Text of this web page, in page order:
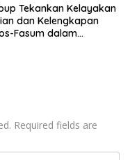
Tekankan Kelayakan
dan Kelengkapan
Fasum dalam
Required fields are